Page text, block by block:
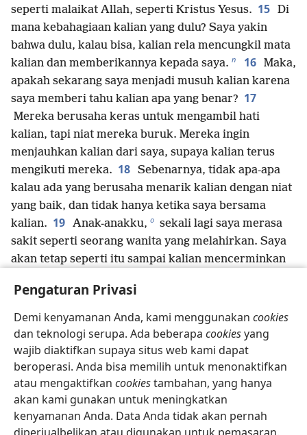
Pengaturan Privasi
Demi kenyamanan Anda, kami menggunakan cookies
dan teknologi serupa. Ada beberapa cookiesyang
wajib diaktifkan supaya situs web kami dapat
beroperasi. Anda bisa memilih untuk menonaktifkan
atau mengaktifkan cookiestambahan, yang hanya
akan kami gunakan untuk meningkatkan
kenyamanan Anda. Data Anda tidak akan pernah
seperti malaikat Allah, seperti Kristus Yesus. 15 Di
mana kebahagiaan kalian yang dulu? Saya yakin
bahwa dulu, kalau bisa, kalian rela mencungkil mata
kalian dan memberikannya kepada saya. n 16 Maka,
apakah sekarang saya menjadi musuh kalian karena
saya memberi tahu kalian apa yang benar? 17
Mereka berusaha keras untuk mengambil hati
kalian, tapi niat mereka buruk. Mereka ingin
menjauhkan kalian dari saya, supaya kalian terus
mengikuti mereka. 18 Sebenarnya, tidak apa-apa
kalau ada yang berusaha menarik kalian dengan niat
yang baik, dan tidak hanya ketika saya bersama
kalian. 19 Anak-anakku, o sekali lagi saya merasa
sakit seperti seorang wanita yang melahirkan. Saya
akan tetap seperti itu sampai kalian mencerminkan
bersama kalian saat ini dan berbicara dengan lebih
lembut, karena saya bingung dengan kalian.
21 Kalian mau terikat hukum, tapi coba beri tahu
saya: Apa kalian tidak tahu apa yang dikatakan
hukum Taurat? 22 Contohnya, ada tertulis bahwa
Abraham punya dua anak laki-laki, satu dari hamba
perempuan p dan satu lagi dari wanita merdeka.
23 Anak dari hamba perempuan itu lahir secara